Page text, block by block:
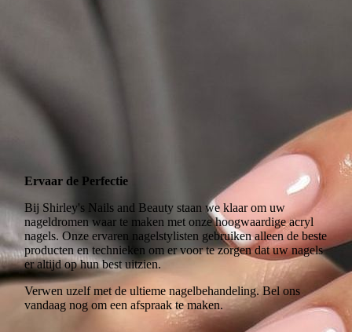
Ervaar de Perfectie
Bij Shirley's Nails and Beauty staan we klaar om uw
nageldromen waar te maken met onze hoogwaardige acryl
nagels. Onze ervaren nagelstylisten gebruiken alleen de beste
producten en technieken om er voor te zorgen dat uw nagels
er altijd op hun best uitzien.
Verwen uzelf met de ultieme nagelbehandeling. Bel ons
vandaag nog om een afspraak te maken.